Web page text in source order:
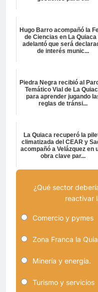
Hugo Barro acompañó la
de Ciencias en La Quiaca
adelantó que será
de interés munic...
Piedra Negra recibió al
Temático Vial de La
para aprender jugando
reglas de tránsi...
La Quiaca recuperó la
climatizada del CEAR y
acompañó a Velázquez en
obra clave par...
¿Qué sector
reactivar
Comercio y pymes
Zona Franca la
Minería y energía.
Turismo y servicios